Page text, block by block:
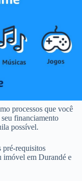
processos que você
financiamento
possível.
pré-requisitos
imóvel em Durandé e